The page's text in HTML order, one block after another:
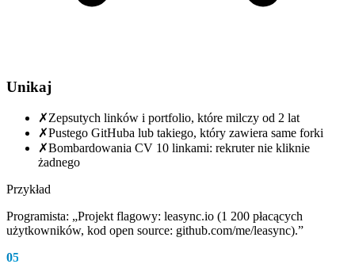
Unikaj
✗Zepsutych linków i portfolio, które milczy od 2 lat
✗Pustego GitHuba lub takiego, który zawiera same forki
✗Bombardowania CV 10 linkami: rekruter nie kliknie
żadnego
Przykład
Programista: „Projekt flagowy: leasync.io (1 200 płacących
użytkowników, kod open source: github.com/me/leasync).”
05